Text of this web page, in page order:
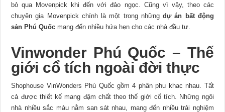
bỏ qua Movenpick khi đến với đảo ngọc. Cũng vì vậy, theo các
chuyên gia Movenpick chính là một trong nhữngdự án bất động
sản Phú Quốc mang đến nhiều hứa hẹn cho các nhà đầu tư.
Vinwonder Phú Quốc – Thế
giới cổ tích ngoài đời thực
Shophouse VinWonders Phú Quốc gồm 4 phân phu khac nhau. Tất
cả được thiết kế mang đậm chất theo thế giới cổ tích. Những ngôi
nhà nhiều sắc màu nằm san sát nhau, mang đến nhiều trải nghiệm